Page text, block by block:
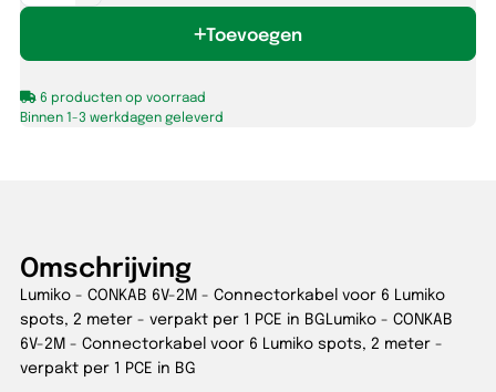
6
spots,
meter
Toevoegen
6 producten op voorraad
Binnen 1-3 werkdagen geleverd
Omschrijving
Lumiko - CONKAB 6V-2M - Connectorkabel voor 6 Lumiko
spots, 2 meter - verpakt per 1 PCE in BGLumiko - CONKAB
6V-2M - Connectorkabel voor 6 Lumiko spots, 2 meter -
verpakt per 1 PCE in BG